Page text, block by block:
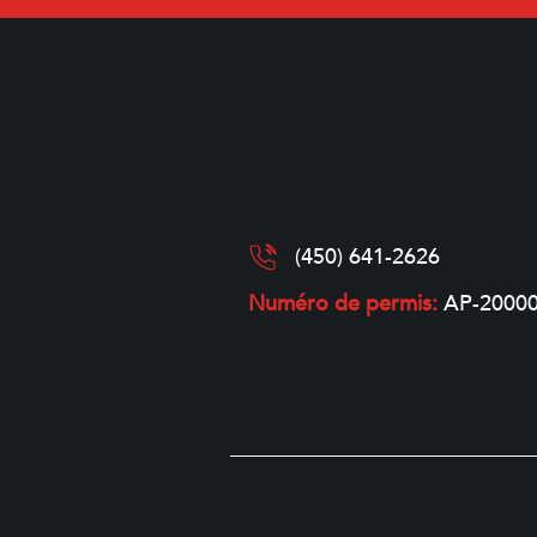
(450) 641-2626
Numéro de permis: AP-